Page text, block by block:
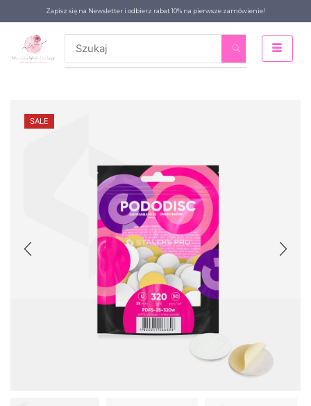
Zapisz się na Newsletter i odbierz rabat 10% na pierwsze zamówienie!
SALE